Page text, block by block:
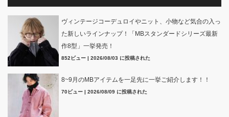
ヴィンテージコーデュロイやニット、小物など気合の入っ
た新しいラインナップ！「MBスタンダードシリーズ最新
作8型」一挙発売！
852ビュー | 2026/08/03 に投稿された
8~9月のMBアイテムを一足先に一挙ご紹介します！！
70ビュー | 2026/08/09 に投稿された